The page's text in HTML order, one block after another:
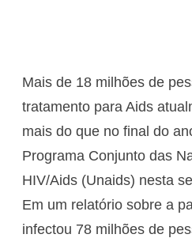
Mais de 18 milhões de
tratamento para Aids
mais do que no final do
Programa Conjunto das
HIV/Aids (Unaids) nesta
Em um relatório sobre a
infectou 78 milhões de